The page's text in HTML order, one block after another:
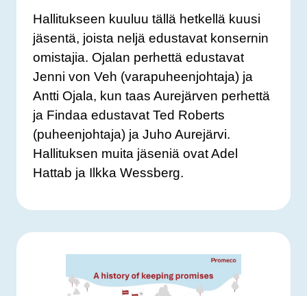
Hallitukseen kuuluu tällä hetkellä kuusi
jäsentä, joista neljä edustavat konsernin
omistajia. Ojalan perhettä edustavat
Jenni von Veh (varapuheenjohtaja) ja
Antti Ojala, kun taas Aurejärven perhettä
ja Findaa edustavat Ted Roberts
(puheenjohtaja) ja Juho Aurejärvi.
Hallituksen muita jäseniä ovat Adel
Hattab ja Ilkka Wessberg.